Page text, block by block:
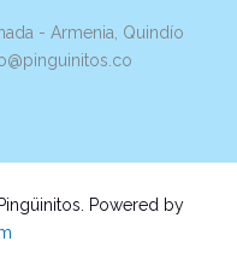
- Armenia, Quindío
Powered by